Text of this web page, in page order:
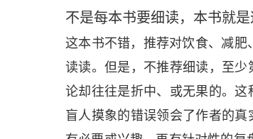
不是每本书要细读，本书就
这本书不错，推荐对饮食、减
读读。但是，不推荐细读，至
论却往往是折中、或无果的。
盲人摸象的错误领会了作者的